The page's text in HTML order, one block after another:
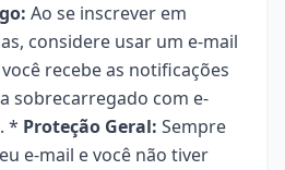
Ao se inscrever em
considere usar um e-mail
recebe as notificações
sobrecarregado com e-
* Proteção Geral: Sempre
e-mail e você não tiver